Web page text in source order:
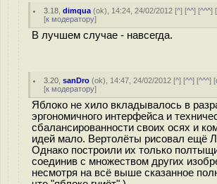
3.18 ,dimqua (ok), 14:24, 24/02/2012 [^] [^^] [^^^] [
[к модератору]
В лучшем случае - навсегда.
3.20 ,sanDro (ok), 14:47, 24/02/2012 [^] [^^] [^^^] [
[к модератору]
Яблоко не хило вкладывалось в
эргономичного интерфейса и
сбалансированности своих осях и
идей мало. Вертолёты рисовал ещё
Однако построили их только
соединив с множеством других
несмотря на всё выше сказанное